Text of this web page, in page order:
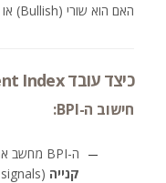
האם הוא שורי (Bullish) או דובי (Bearish).
כיצד עובד Bullish Percent Index?
חישוב ה-BPI:
ה-BPI מחשב את אחוז המניות במדד שמייצרות
קנייה